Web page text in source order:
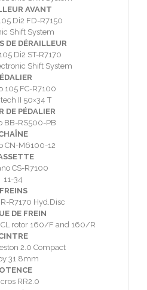
AVANT
Di2 FD-R7150
Shift System
DE DÉRAILLEUR
Di2 ST-R7170
Shift System
105 FC-R7100
II 50×34 T
DE PÉDALIER
BB-RS500-PB
CN-M6100-12
CS-R7100
11-34
FREINS
R7170 Hyd.Disc
DE FREIN
CL rotor 160/F and 160/R
2.0 Compact
31.8mm
RR2.0